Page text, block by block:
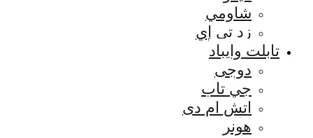
شاومي
زد تي إي
تابلت وايباد
دوجى
جي تاب
اتش ام دى
هونر